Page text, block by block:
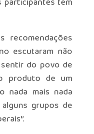
recomendações
escutaram não
do povo de
produto de um
nada mais nada
grupos de